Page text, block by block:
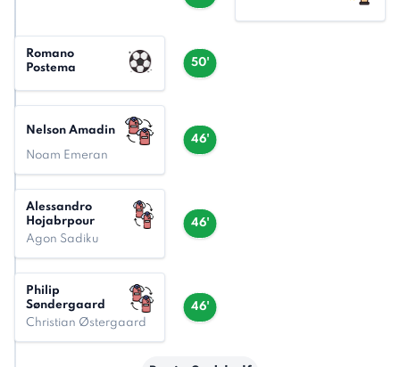
50'
Romano
Postema
46'
Nelson Amadin
Noam Emeran
46'
Alessandro
Hojabrpour
Agon Sadiku
46'
Philip
Søndergaard
Christian Østergaard